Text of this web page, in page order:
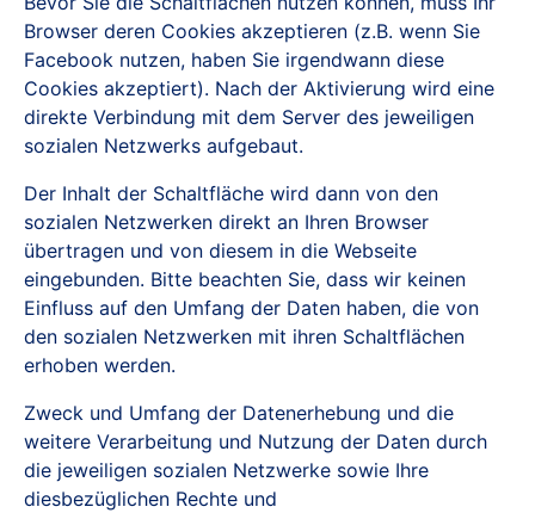
Browser deren Cookies akzeptieren (z.B. wenn Sie
Facebook nutzen, haben Sie irgendwann diese
Cookies akzeptiert). Nach der Aktivierung wird eine
direkte Verbindung mit dem Server des jeweiligen
sozialen Netzwerks aufgebaut.
Der Inhalt der Schaltfläche wird dann von den
sozialen Netzwerken direkt an Ihren Browser
übertragen und von diesem in die Webseite
eingebunden. Bitte beachten Sie, dass wir keinen
Einfluss auf den Umfang der Daten haben, die von
den sozialen Netzwerken mit ihren Schaltflächen
erhoben werden.
Zweck und Umfang der Datenerhebung und die
weitere Verarbeitung und Nutzung der Daten durch
die jeweiligen sozialen Netzwerke sowie Ihre
diesbezüglichen Rechte und